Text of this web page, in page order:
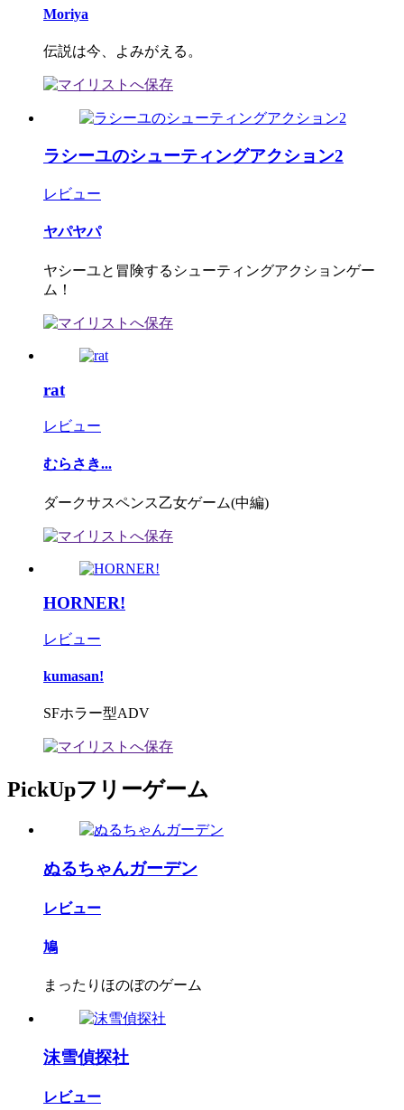
Moriya
伝説は今、よみがえる。
ラシーユのシューティングアクション2
レビュー
ヤパヤパ
ヤシーユと冒険するシューティングアクションゲー
ム！
rat
レビュー
むらさき...
ダークサスペンス乙女ゲーム(中編)
HORNER!
レビュー
kumasan!
SFホラー型ADV
PickUpフリーゲーム
ぬるちゃんガーデン
レビュー
鳩
まったりほのぼのゲーム
沫雪偵探社
レビュー